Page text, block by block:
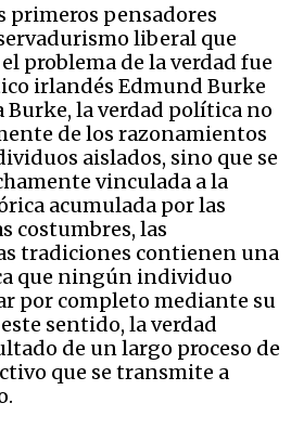
pensadores
liberal que
problema de la verdad fue
irlandés Edmund Burke
Burke, la verdad política no
de los razonamientos
aislados, sino que se
vinculada a la
acumulada por las
costumbres, las
tradiciones contienen una
que ningún individuo
por completo mediante su
sentido, la verdad
de un largo proceso de
que se transmite a